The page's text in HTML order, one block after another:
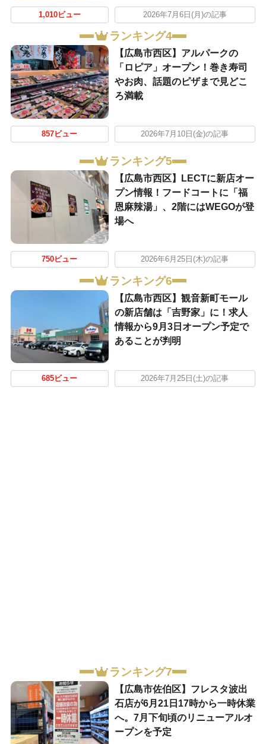
1,010ビュー 2026年7月6日(月)の記事
ランキング4
【広島市西区】アルパークの
「ロピア」オープン！巻き寿司
やお肉、話題のピザまで見どこ
ろ満載
857ビュー 2026年7月10日(金)の記事
ランキング5
【広島市西区】LECTに新店オー
プン情報！フードコートに「福
恩麻辣湯」、2階にはWEGOが登
場へ
750ビュー 2026年6月25日(木)の記事
ランキング6
【広島市西区】観音新町モール
の新店舗は「吉野家」に！求人
情報から9月3日オープン予定で
あることが判明
685ビュー 2026年7月25日(土)の記事
ランキング7
【広島市佐伯区】フレスタ波出
石店が6月21日17時から一時休業
へ。7月下旬頃のリニューアルオ
ープンを予定